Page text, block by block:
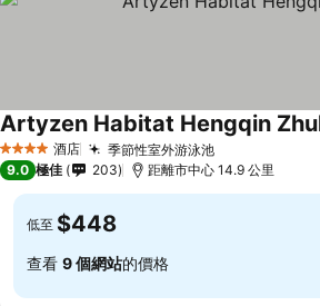
4 星級 酒店 季節性室外游泳池
Artyzen Habitat Hengqin
9.0 極佳 203 距離市中心 14.9 公里
低至 $448
查看 9 個網站的價格